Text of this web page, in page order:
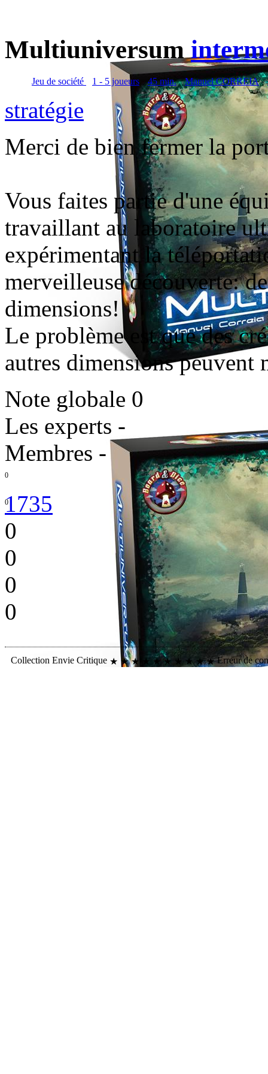
Multiuniversum
Jeu de société 1 - 5 joueurs 45 min. Manuel CORREIA
stratégie
Merci de bien fermer la
Vous faites partie d'une
travaillant au laboratoire
expérimentant la
merveilleuse découverte:
dimensions!
Le problème est que des
autres dimensions peuvent
Note globale 0
Les experts -
0
Membres -
0
1735
0
0
0
0
Collection Envie Critique ★ ★ ★ ★ ★ ★ ★ ★ ★ ★ Erreur de